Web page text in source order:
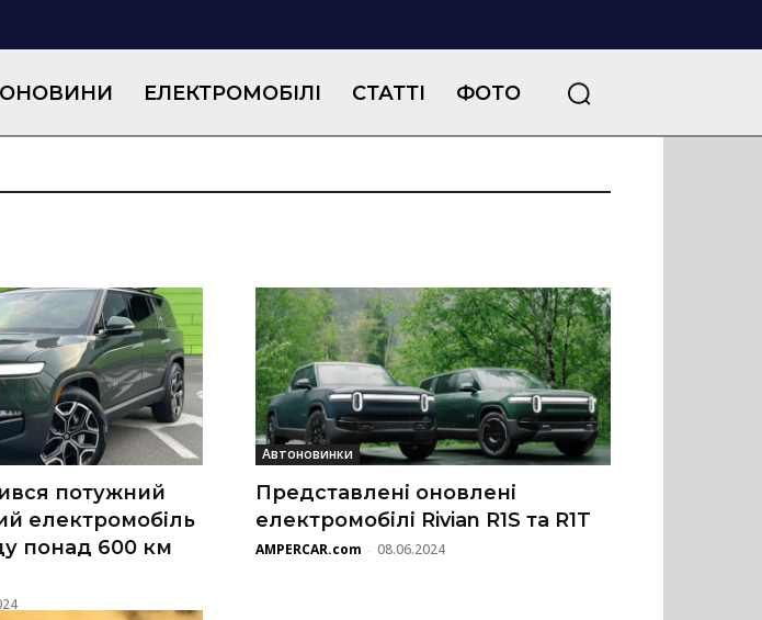
ЕЛЕКТРОМОБІЛІ СТАТТІ ФОТО
потужний
електромобіль
понад 600 км
Автоновинки
Представлені оновлені
електромобілі Rivian R1S та R1T
AMPERCAR.com - 08.06.2024